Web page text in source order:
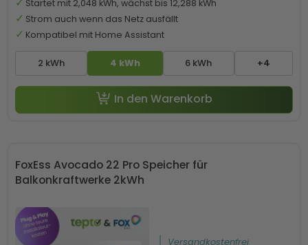
2 kWh 4 kWh 6 kWh +4
Startet mit 2,048 kWh, wächst bis 12,288 kWh
Strom auch wenn das Netz ausfällt
Kompatibel mit Home Assistant
In den Warenkorb
FoxEss Avocado 22 Pro Speicher für
Balkonkraftwerke 2kWh
Versandkostenfrei